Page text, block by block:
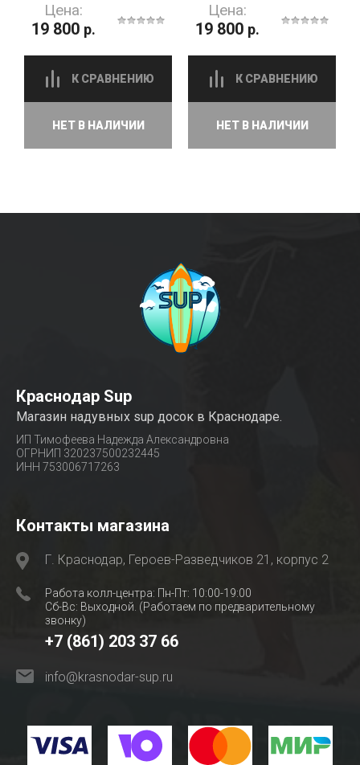
Цена:
19 800 р.
К СРАВНЕНИЮ
НЕТ В НАЛИЧИИ
Цена:
19 800 р.
К СРАВНЕНИЮ
НЕТ В НАЛИЧИИ
Краснодар Sup
Магазин надувных sup досок в Краснодаре.
ИП Тимофеева Надежда Александровна
ОГРНИП 320237500232445
ИНН 753006717263
Контакты магазина
Г. Краснодар, Героев-Разведчиков 21, корпус 2
Работа колл-центра: Пн-Пт: 10:00-19:00
Сб-Вс: Выходной. (Работаем по предварительному
звонку)
+7 (861) 203 37 66
info@krasnodar-sup.ru